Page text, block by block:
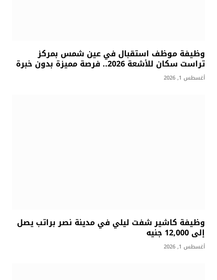
وظيفة موظف استقبال في عين شمس بمركز
تراست سكان للأشعة 2026.. فرصة مميزة بدون خبرة
أغسطس 1, 2026
وظيفة كاشير شفت ليلي في مدينة نصر براتب يصل
إلى 12,000 جنيه
أغسطس 1, 2026